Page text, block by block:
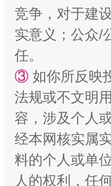
竞争，对于建
实意义；公众/
任。
③ 如你所反映
法规或不文明
容，涉及个人
经本网核实属
料的个人或单
人的权利，任